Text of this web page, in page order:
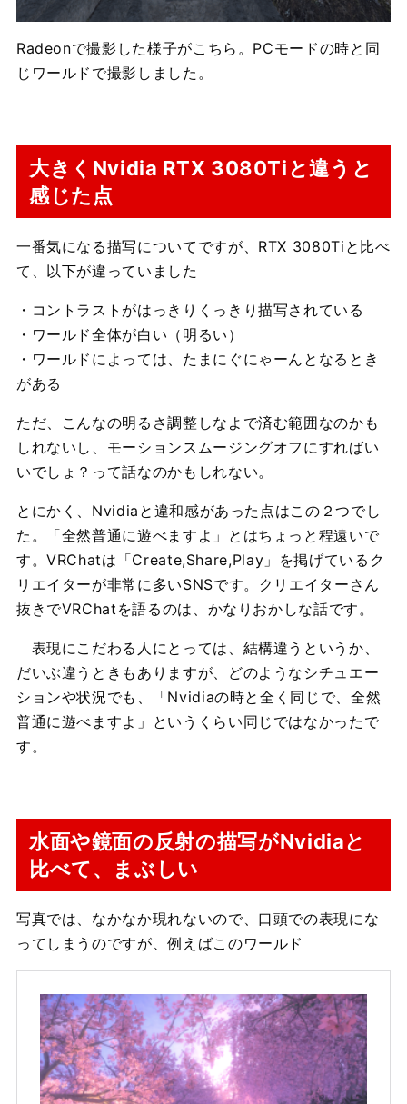
Radeonで撮影した様子がこちら。PCモードの時と同
じワールドで撮影しました。
大きくNvidia RTX 3080Tiと違うと
感じた点
一番気になる描写についてですが、RTX 3080Tiと比べ
て、以下が違っていました
・コントラストがはっきりくっきり描写されている
・ワールド全体が白い（明るい）
・ワールドによっては、たまにぐにゃーんとなるとき
がある
ただ、こんなの明るさ調整しなよで済む範囲なのかも
しれないし、モーションスムージングオフにすればい
いでしょ？って話なのかもしれない。
とにかく、Nvidiaと違和感があった点はこの２つでし
た。「全然普通に遊べますよ」とはちょっと程遠いで
す。VRChatは「Create,Share,Play」を掲げているク
リエイターが非常に多いSNSです。クリエイターさん
抜きでVRChatを語るのは、かなりおかしな話です。
表現にこだわる人にとっては、結構違うというか、
だいぶ違うときもありますが、どのようなシチュエー
ションや状況でも、「Nvidiaの時と全く同じで、全然
普通に遊べますよ」というくらい同じではなかったで
す。
水面や鏡面の反射の描写がNvidiaと
比べて、まぶしい
写真では、なかなか現れないので、口頭での表現にな
ってしまうのですが、例えばこのワールド